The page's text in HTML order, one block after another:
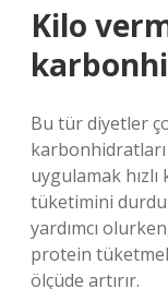
Kilo
Bu tür diyetler
uygulamak
tüketimini
yardımcı
protein
ölçüde artırır.